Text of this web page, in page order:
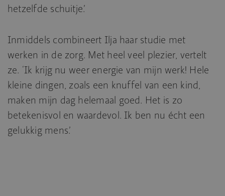
hetzelfde schuitje.’
Inmiddels combineert Ilja haar studie met
werken in de zorg. Met heel veel plezier, vertelt
ze. ‘Ik krijg nu weer energie van mijn werk! Hele
kleine dingen, zoals een knuffel van een kind,
maken mijn dag helemaal goed. Het is zo
betekenisvol en waardevol. Ik ben nu écht een
gelukkig mens.’